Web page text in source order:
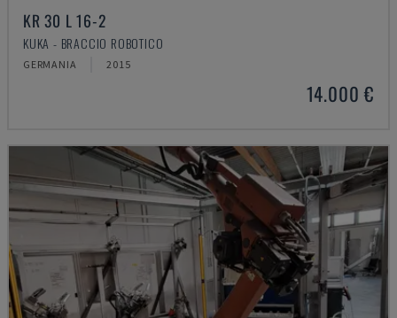
KR 30 L 16-2
KUKA - BRACCIO ROBOTICO
GERMANIA 2015
14.000 €